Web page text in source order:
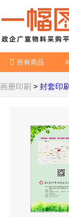
 所有商品
画册印刷 > 封套印刷